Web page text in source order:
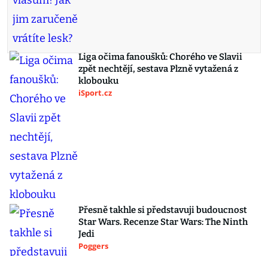
Liga očima fanoušků: Chorého ve Slavii
zpět nechtějí, sestava Plzně vytažená z
klobouku
iSport.cz
Přesně takhle si představuji budoucnost
Star Wars. Recenze Star Wars: The Ninth
Jedi
Poggers